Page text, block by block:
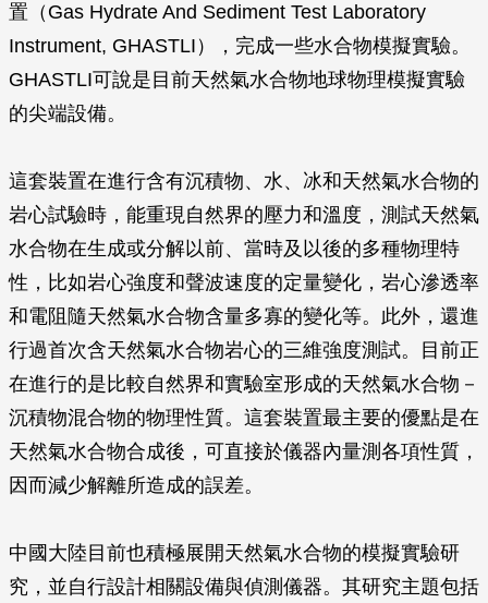
置（Gas Hydrate And Sediment Test Laboratory
Instrument, GHASTLI），完成一些水合物模擬實驗。
GHASTLI可說是目前天然氣水合物地球物理模擬實驗
的尖端設備。
這套裝置在進行含有沉積物、水、冰和天然氣水合物的
岩心試驗時，能重現自然界的壓力和溫度，測試天然氣
水合物在生成或分解以前、當時及以後的多種物理特
性，比如岩心強度和聲波速度的定量變化，岩心滲透率
和電阻隨天然氣水合物含量多寡的變化等。此外，還進
行過首次含天然氣水合物岩心的三維強度測試。目前正
在進行的是比較自然界和實驗室形成的天然氣水合物－
沉積物混合物的物理性質。這套裝置最主要的優點是在
天然氣水合物合成後，可直接於儀器內量測各項性質，
因而減少解離所造成的誤差。
中國大陸目前也積極展開天然氣水合物的模擬實驗研
究，並自行設計相關設備與偵測儀器。其研究主題包括